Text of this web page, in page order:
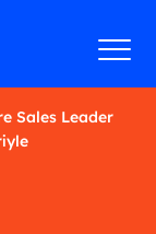
Sales Leader